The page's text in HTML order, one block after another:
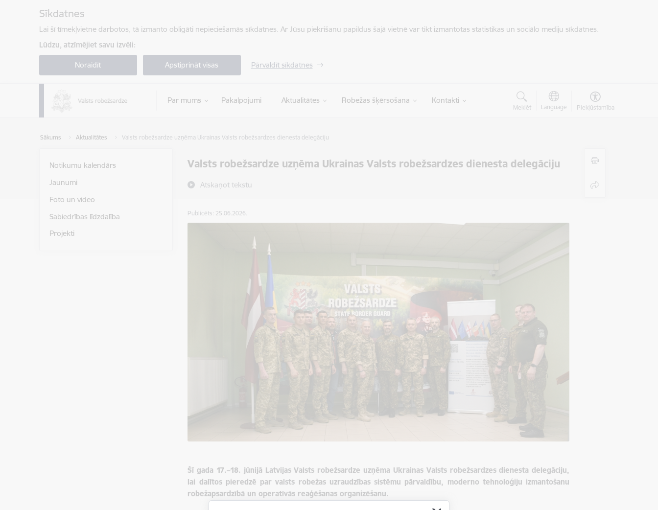
Sīkdatnes
Lai šī tīmekļvietne darbotos, tā izmanto obligāti nepieciešamās sīkdatnes. Ar Jūsu piekrišanu papildus šajā vietnē var tikt izmantotas statistikas un sociālo mediju sīkdatnes.
Lūdzu, atzīmējiet savu izvēli:
Noraidīt Apstiprināt visas Pārvaldīt sīkdatnes
Par mums Pakalpojumi Aktualitātes Robežas šķērsošana Kontakti
Meklēt Language Piekļūstamība
Sākums Aktualitātes Valsts robežsardze uzņēma Ukrainas Valsts robežsardzes dienesta delegāciju
Valsts robežsardze uzņēma Ukrainas Valsts robežsardzes dienesta delegāciju
Atskaņot tekstu
Notikumu kalendārs
Jaunumi
Foto un video
Sabiedrības līdzdalība
Projekti
Publicēts: 25.06.2026.
Šī gada 17.–18. jūnijā Latvijas Valsts robežsardze uzņēma Ukrainas Valsts robežsardzes dienesta delegāciju,
lai dalītos pieredzē par valsts robežas uzraudzības sistēmu pārvaldību, moderno tehnoloģiju izmantošanu
robežapsardzībā un operatīvās reaģēšanas organizēšanu.